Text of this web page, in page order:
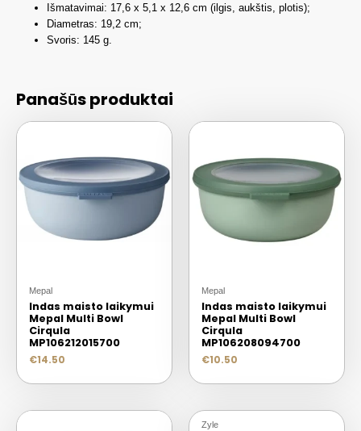
Išmatavimai: 17,6 x 5,1 x 12,6 cm (ilgis, aukštis, plotis);
Diametras: 19,2 cm;
Svoris: 145 g.
Panašūs produktai
Mepal
Indas maisto laikymui
Mepal Multi Bowl
Cirqula
MP106212015700
€14.50
Mepal
Indas maisto laikymui
Mepal Multi Bowl
Cirqula
MP106208094700
€10.50
Zyle